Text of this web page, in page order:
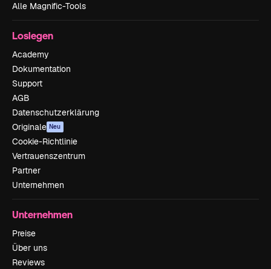
Alle Magnific-Tools
Loslegen
Academy
Dokumentation
Support
AGB
Datenschutzerklärung
Originale Neu
Cookie-Richtlinie
Vertrauenszentrum
Partner
Unternehmen
Unternehmen
Preise
Über uns
Reviews